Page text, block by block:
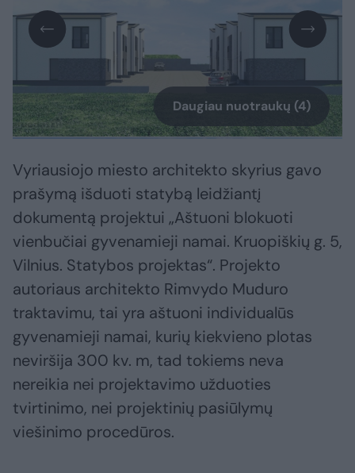
Daugiau nuotraukų (4)
Vyriausiojo miesto architekto skyrius gavo
prašymą išduoti statybą leidžiantį
dokumentą projektui „Aštuoni blokuoti
vienbučiai gyvenamieji namai. Kruopiškių g. 5,
Vilnius. Statybos projektas“. Projekto
autoriaus architekto Rimvydo Muduro
traktavimu, tai yra aštuoni individualūs
gyvenamieji namai, kurių kiekvieno plotas
neviršija 300 kv. m, tad tokiems neva
nereikia nei projektavimo užduoties
tvirtinimo, nei projektinių pasiūlymų
viešinimo procedūros.